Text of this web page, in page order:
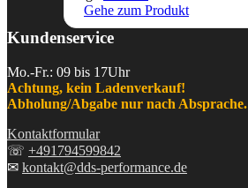
Gehe zum Produkt
Kundenservice
Mo.-Fr.: 09 bis 17Uhr
Achtung, kein Ladenverkauf!
Abholung/Abgabe nur nach Absprache.
Kontaktformular
☏ +491794599842
✉ kontakt@dds-performance.de